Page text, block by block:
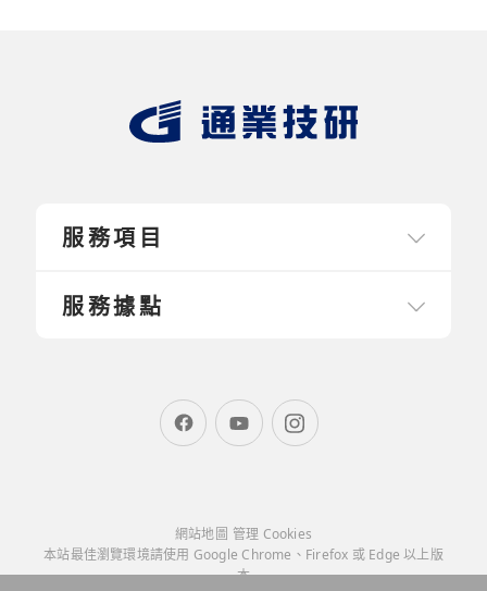
服務項目
服務據點
網站地圖 管理 Cookies
本站最佳瀏覽環境請使用 Google Chrome、Firefox 或 Edge 以上版
本